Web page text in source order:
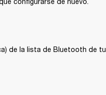
de la lista de Bluetooth de tu